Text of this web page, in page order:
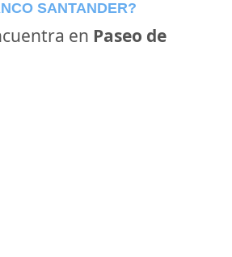
SANTANDER?
en Paseo de